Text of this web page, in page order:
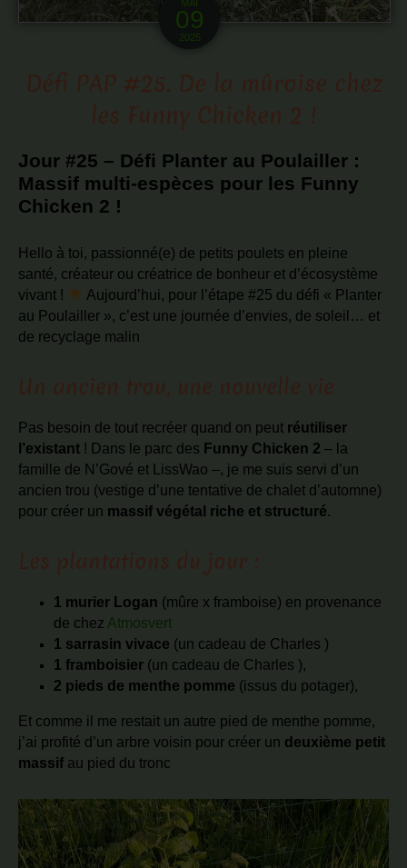
MAI
09
2025
Jour #25 – Défi Planter au Poulailler :
Massif multi-espèces pour les Funny
Chicken 2 !
Hello à toi, passionné(e) de petits poulets en pleine
santé, créateur ou créatrice de bonheur et d’écosystème
vivant !
Aujourd’hui, pour l’étape #25 du défi « Planter
au Poulailler », c’est une journée d’envies, de soleil… et
de recyclage malin
Pas besoin de tout recréer quand on peut réutiliser
l’existant ! Dans le parc des Funny Chicken 2 – la
famille de N’Gové et LissWao –, je me suis servi d’un
ancien trou (vestige d’une tentative de chalet d’automne)
pour créer un massif végétal riche et structuré.
1 murier Logan (mûre x framboise) en provenance
de chez Atmosvert
1 sarrasin vivace (un cadeau de Charles )
1 framboisier (un cadeau de Charles ),
2 pieds de menthe pomme (issus du potager),
Et comme il me restait un autre pied de menthe pomme,
j’ai profité d’un arbre voisin pour créer un deuxième petit
massif au pied du tronc